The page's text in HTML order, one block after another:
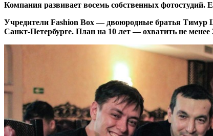
Компания развивает восемь собственных фотостудий.
Учредители Fashion Box — двоюродные братья
Санкт-Петербурге. План на 10 лет — охватить не